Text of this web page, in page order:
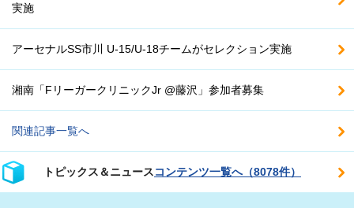
実施
アーセナルSS市川 U-15/U-18チームがセレクション実施
湘南「FリーガークリニックJr @藤沢」参加者募集
関連記事一覧へ
トピックス＆ニュースコンテンツ一覧へ（8078件）